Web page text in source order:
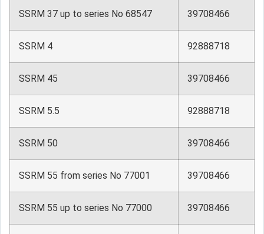
SSRM 37 up to series No 68547 39708466
SSRM 4 92888718
SSRM 45 39708466
SSRM 5.5 92888718
SSRM 50 39708466
SSRM 55 from series No 77001 39708466
SSRM 55 up to series No 77000 39708466